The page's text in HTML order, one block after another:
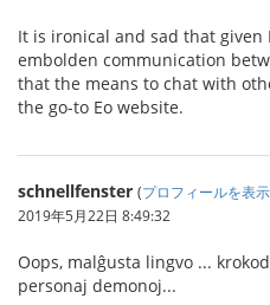
It is ironical and sad that given
embolden communication
that the means to chat with
the go-to Eo website.
schnellfenster (プロフィールを表示
2019年5月22日 8:49:32
Oops, malĝusta lingvo ...
personaj demonoj...